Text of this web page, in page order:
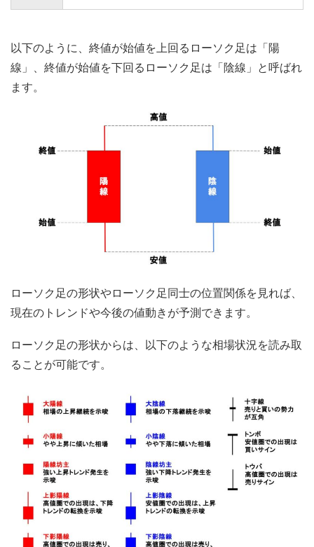
以下のように、終値が始値を上回るローソク足は「陽
線」、終値が始値を下回るローソク足は「陰線」と呼ばれ
ます。
ローソク足の形状やローソク足同士の位置関係を見れば、
現在のトレンドや今後の値動きが予測できます。
ローソク足の形状からは、以下のような相場状況を読み取
ることが可能です。